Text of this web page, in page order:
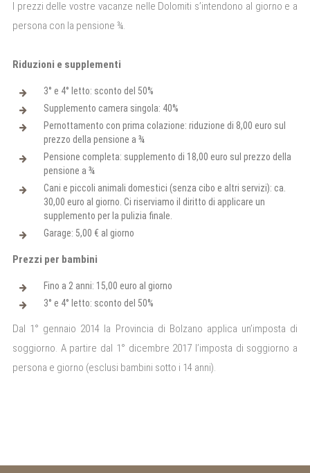
I prezzi delle vostre vacanze nelle Dolomiti s’intendono al giorno e a
persona con la pensione ¾.
Riduzioni e supplementi
3° e 4° letto: sconto del 50%
Supplemento camera singola: 40%
Pernottamento con prima colazione: riduzione di 8,00 euro sul
prezzo della pensione a ¾
Pensione completa: supplemento di 18,00 euro sul prezzo della
pensione a ¾
Cani e piccoli animali domestici (senza cibo e altri servizi): ca.
30,00 euro al giorno. Ci riserviamo il diritto di applicare un
supplemento per la pulizia finale.
Garage: 5,00 € al giorno
Prezzi per bambini
Fino a 2 anni: 15,00 euro al giorno
3° e 4° letto: sconto del 50%
Dal 1° gennaio 2014 la Provincia di Bolzano applica un’imposta di
soggiorno. A partire dal 1° dicembre 2017 l’imposta di soggiorno a
persona e giorno (esclusi bambini sotto i 14 anni).